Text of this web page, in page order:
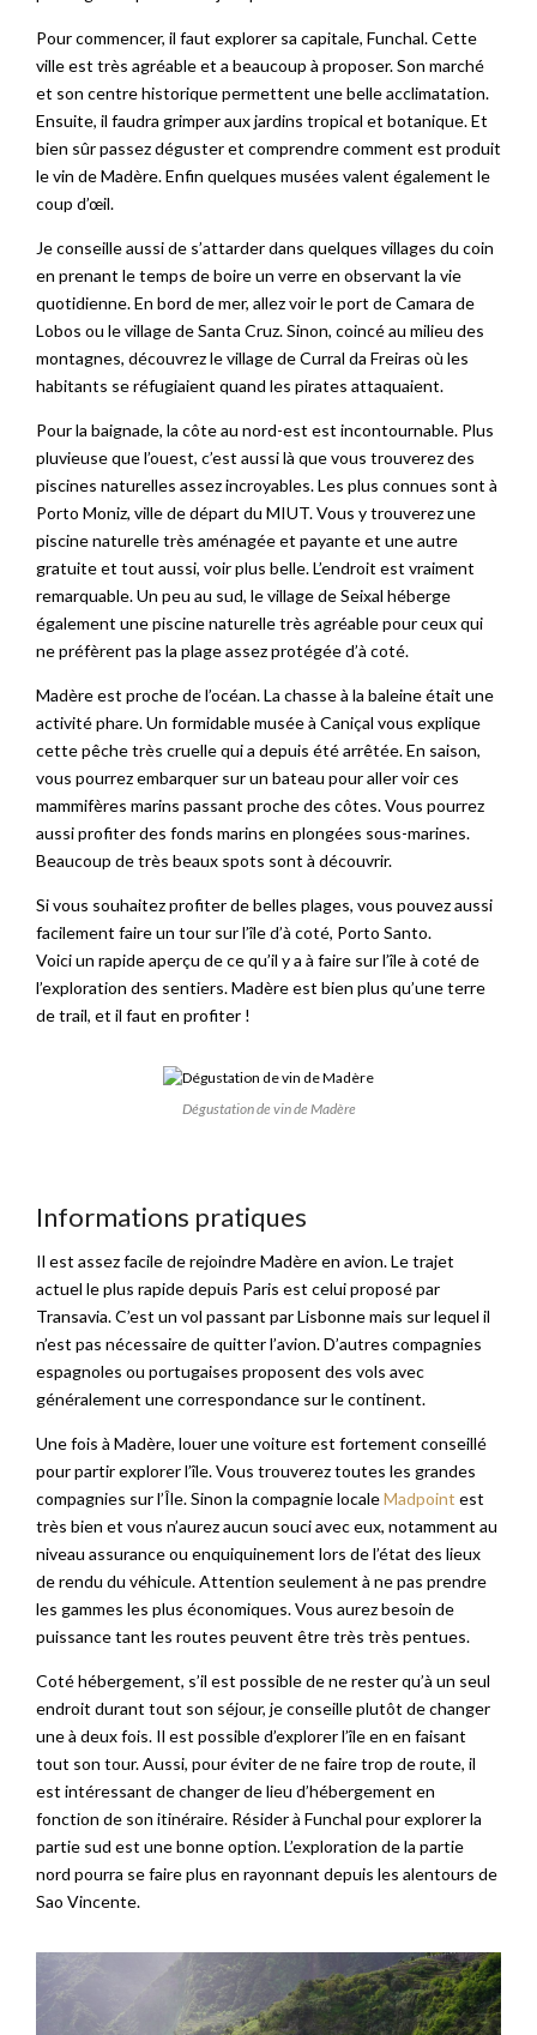
Pour commencer, il faut explorer sa capitale, Funchal. Cette
ville est très agréable et a beaucoup à proposer. Son marché
et son centre historique permettent une belle acclimatation.
Ensuite, il faudra grimper aux jardins tropical et botanique. Et
bien sûr passez déguster et comprendre comment est produit
le vin de Madère. Enfin quelques musées valent également le
coup d’œil.
Je conseille aussi de s’attarder dans quelques villages du coin
en prenant le temps de boire un verre en observant la vie
quotidienne. En bord de mer, allez voir le port de Camara de
Lobos ou le village de Santa Cruz. Sinon, coincé au milieu des
montagnes, découvrez le village de Curral da Freiras où les
habitants se réfugiaient quand les pirates attaquaient.
Pour la baignade, la côte au nord-est est incontournable. Plus
pluvieuse que l’ouest, c’est aussi là que vous trouverez des
piscines naturelles assez incroyables. Les plus connues sont à
Porto Moniz, ville de départ du MIUT. Vous y trouverez une
piscine naturelle très aménagée et payante et une autre
gratuite et tout aussi, voir plus belle. L’endroit est vraiment
remarquable. Un peu au sud, le village de Seixal héberge
également une piscine naturelle très agréable pour ceux qui
ne préfèrent pas la plage assez protégée d’à coté.
Madère est proche de l’océan. La chasse à la baleine était une
activité phare. Un formidable musée à Caniçal vous explique
cette pêche très cruelle qui a depuis été arrêtée. En saison,
vous pourrez embarquer sur un bateau pour aller voir ces
mammifères marins passant proche des côtes. Vous pourrez
aussi profiter des fonds marins en plongées sous-marines.
Beaucoup de très beaux spots sont à découvrir.
Si vous souhaitez profiter de belles plages, vous pouvez aussi
facilement faire un tour sur l’île d’à coté, Porto Santo.
Voici un rapide aperçu de ce qu’il y a à faire sur l’île à coté de
l’exploration des sentiers. Madère est bien plus qu’une terre
de trail, et il faut en profiter !
Dégustation de vin de Madère
Informations pratiques
Il est assez facile de rejoindre Madère en avion. Le trajet
actuel le plus rapide depuis Paris est celui proposé par
Transavia. C’est un vol passant par Lisbonne mais sur lequel il
n’est pas nécessaire de quitter l’avion. D’autres compagnies
espagnoles ou portugaises proposent des vols avec
généralement une correspondance sur le continent.
Une fois à Madère, louer une voiture est fortement conseillé
pour partir explorer l’île. Vous trouverez toutes les grandes
compagnies sur l’Île. Sinon la compagnie localeMadpoint est
très bien et vous n’aurez aucun souci avec eux, notamment au
niveau assurance ou enquiquinement lors de l’état des lieux
de rendu du véhicule. Attention seulement à ne pas prendre
les gammes les plus économiques. Vous aurez besoin de
puissance tant les routes peuvent être très très pentues.
Coté hébergement, s’il est possible de ne rester qu’à un seul
endroit durant tout son séjour, je conseille plutôt de changer
une à deux fois. Il est possible d’explorer l’île en en faisant
tout son tour. Aussi, pour éviter de ne faire trop de route, il
est intéressant de changer de lieu d’hébergement en
fonction de son itinéraire. Résider à Funchal pour explorer la
partie sud est une bonne option. L’exploration de la partie
nord pourra se faire plus en rayonnant depuis les alentours de
Sao Vincente.